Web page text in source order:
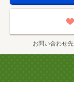
お問い合わせ先